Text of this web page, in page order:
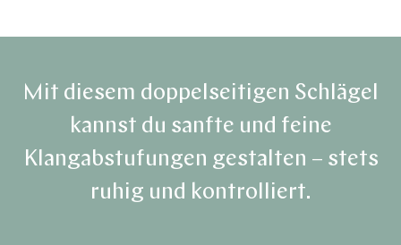
Mit diesem doppelseitigen Schlägel
kannst du sanfte und feine
Klangabstufungen gestalten – stets
ruhig und kontrolliert.